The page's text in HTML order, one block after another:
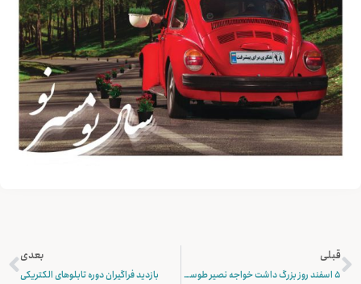
قبلی
5 اسفند روز بزرگ داشت خواجه نصیر طوسی – روز مهندس
بعدی
بازدید فراگیران دوره تابلوهای الکتریکی